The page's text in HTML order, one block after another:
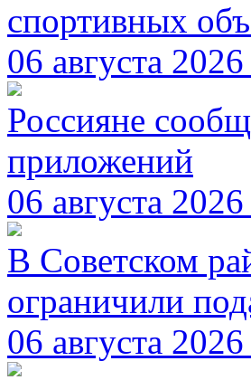
спортивных
06 августа
Россияне
приложений
06 августа
В Советском
ограничили
06 августа